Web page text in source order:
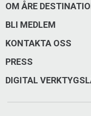
Åre Panorama
Åre Panorama vill
OM ÅRE
BLI MEDLEM
KONTAKTA OSS
PRESS
DIGITAL